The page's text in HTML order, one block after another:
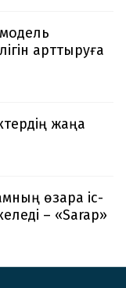
арттыруға
жаңа
өзара іс-
– «Sarap»